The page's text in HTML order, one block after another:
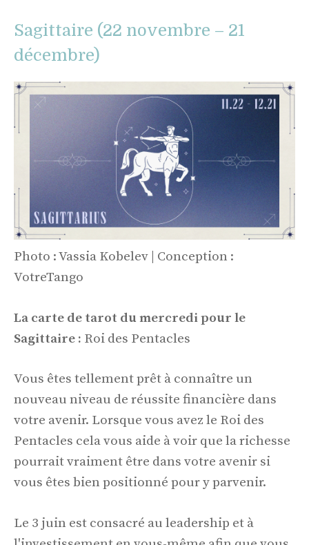
Sagittaire (22 novembre – 21
décembre)
Photo : Vassia Kobelev | Conception :
VotreTango
La carte de tarot du mercredi pour le
Sagittaire : Roi des Pentacles
Vous êtes tellement prêt à connaître un
nouveau niveau de réussite financière dans
votre avenir. Lorsque vous avez le Roi des
Pentacles cela vous aide à voir que la richesse
pourrait vraiment être dans votre avenir si
vous êtes bien positionné pour y parvenir.
Le 3 juin est consacré au leadership et à